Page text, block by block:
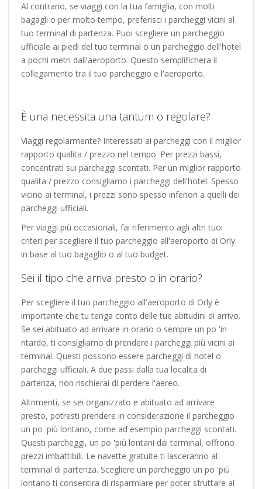
Al contrario, se viaggi con la tua famiglia, con molti
bagagli o per molto tempo, preferisci i parcheggi vicini al
tuo terminal di partenza. Puoi scegliere un parcheggio
ufficiale ai piedi del tuo terminal o un parcheggio dell'hotel
a pochi metri dall'aeroporto. Questo semplifichera il
collegamento tra il tuo parcheggio e l'aeroporto.
È una necessita una tantum o regolare?
Viaggi regolarmente? Interessati ai parcheggi con il miglior
rapporto qualita / prezzo nel tempo. Per prezzi bassi,
concentrati sui parcheggi scontati. Per un miglior rapporto
qualita / prezzo consigliamo i parcheggi dell'hotel. Spesso
vicino ai terminal, i prezzi sono spesso inferiori a quelli dei
parcheggi ufficiali.
Per viaggi più occasionali, fai riferimento agli altri tuoi
criteri per scegliere il tuo parcheggio all'aeroporto di Orly
in base al tuo bagaglio o al tuo budget.
Sei il tipo che arriva presto o in orario?
Per scegliere il tuo parcheggio all'aeroporto di Orly è
importante che tu tenga conto delle tue abitudini di arrivo.
Se sei abituato ad arrivare in orario o sempre un po 'in
ritardo, ti consigliamo di prendere i parcheggi più vicini ai
terminal. Questi possono essere parcheggi di hotel o
parcheggi ufficiali. A due passi dalla tua localita di
partenza, non rischierai di perdere l'aereo.
Altrimenti, se sei organizzato e abituato ad arrivare
presto, potresti prendere in considerazione il parcheggio
un po 'più lontano, come ad esempio parcheggi scontati.
Questi parcheggi, un po 'più lontani dai terminal, offrono
prezzi imbattibili. Le navette gratuite ti lasceranno al
terminal di partenza. Scegliere un parcheggio un po 'più
lontano ti consentira di risparmiare per poter sfruttare al